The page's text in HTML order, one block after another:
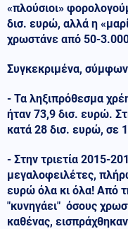
«πλούσιοι»
δισ. ευρώ, αλλά η
χρωστάνε από 50-
Συγκεκριμένα,
- Τα ληξιπρόθεσμα
ήταν 73,9 δισ. ευρώ.
κατά 28 δισ. ευρώ, σε
- Στην τριετία 2015-
μεγαλοφειλέτες,
ευρώ όλα κι όλα! Από
"κυνηγάει" όσους
καθένας,